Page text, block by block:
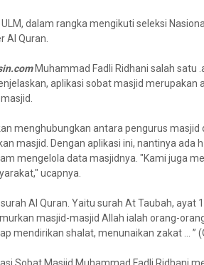
dalam rangka mengikuti seleksi
Al Quran.
Muhammad Fadli Ridhani salah satu
aplikasi sobat masjid merupakan
menghubungkan antara pengurus
masjid. Dengan aplikasi ini, nantinya ada
mengelola data masjidnya. "Kami juga
ucapnya.
Al Quran. Yaitu surah At Taubah, ayat
masjid-masjid Allah ialah orang-
mendirikan shalat, menunaikan zakat … ”
Sobat Masjid Muhammad Fadli Ridhani